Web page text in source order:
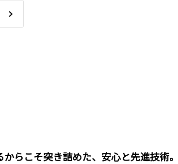
らこそ突き詰めた、安心と先進技術。